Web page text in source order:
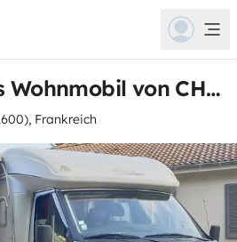
Teilintegriertes Wohnmobil von CHRISTIAN
Frankreich